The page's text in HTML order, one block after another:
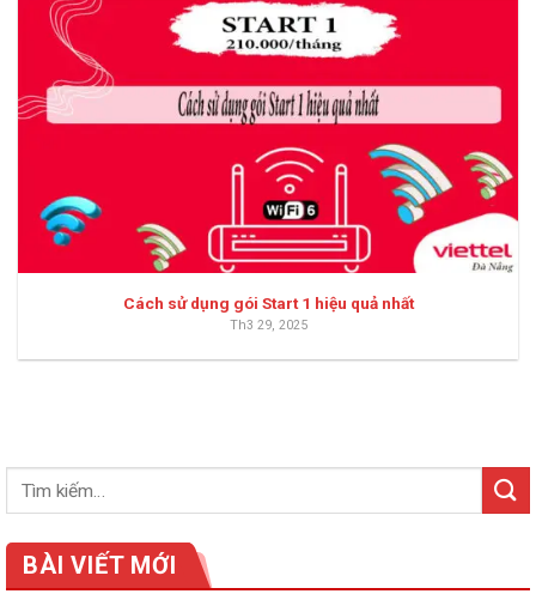
Cách sử dụng gói Start 1 hiệu quả nhất
Th3 29, 2025
BÀI VIẾT MỚI